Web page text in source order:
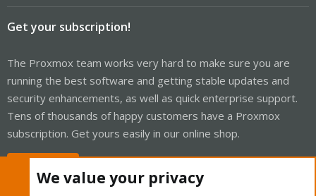
Get your subscription!
The Proxmox team works very hard to make sure you are
running the best software and getting stable updates and
security enhancements, as well as quick enterprise support.
Tens of thousands of happy customers have a Proxmox
subscription. Get yours easily in our online shop.
We value your privacy